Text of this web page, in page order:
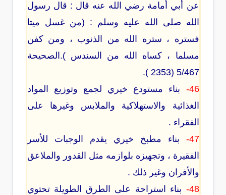
عن أبي أمامة رضي الله عنه قال : قال رسول
الله صلى الله عليه وسلم : (من غسل ميتا
فستره ، ستره الله من الذنوب ، ومن كفن
مسلما ، كساه الله من السندس ).الصحيحة
5/467 (2353 ).
46-
بناء مستودع خيري لجمع وتوزيع المواد
الغذائية والاستهلاكية والملابس وغيرها على
الفقراء .
47-
بناء مطبخ خيري يقدم الوجبات للأسر
الفقيرة ، وتجهيزه بلوازمه مثل القدور والملاعق
والأفران وغير ذلك .
48-
بناء استراحة على الطرق الطويلة تحتوي